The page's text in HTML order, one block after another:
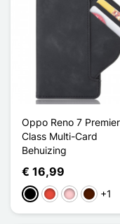
Oppo Reno 7 Premier
Class Multi-Card
Behuizing
€ 16,99
ZwartRoodRoze +1